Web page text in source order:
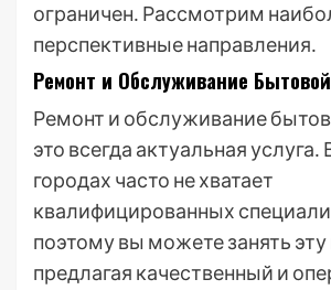
ограничен․ Рассмотрим
перспективные направления․
Ремонт и Обслуживание
Ремонт и обслуживание
это всегда актуальная
городах часто не хватает
квалифицированных
поэтому вы можете занять
предлагая качественный и